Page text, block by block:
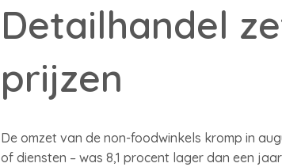
Detailhandel
prijzen
De omzet van de non-foodwinkels kromp in
of diensten – was 8,1 procent lager dan een